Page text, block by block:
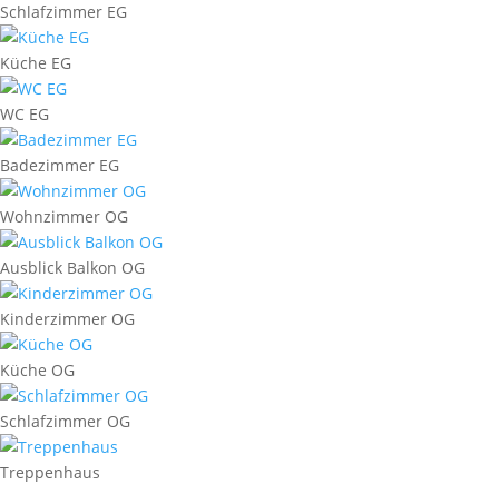
Schlafzimmer EG
Küche EG
WC EG
Badezimmer EG
Wohnzimmer OG
Ausblick Balkon OG
Kinderzimmer OG
Küche OG
Schlafzimmer OG
Treppenhaus